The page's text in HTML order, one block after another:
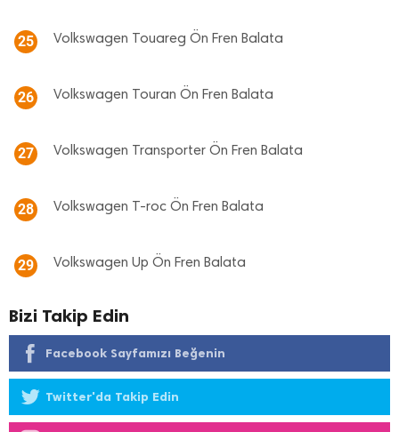
25 Volkswagen Touareg Ön Fren Balata
26 Volkswagen Touran Ön Fren Balata
27 Volkswagen Transporter Ön Fren Balata
28 Volkswagen T-roc Ön Fren Balata
29 Volkswagen Up Ön Fren Balata
Bizi Takip Edin
Facebook Sayfamızı Beğenin
Twitter'da Takip Edin